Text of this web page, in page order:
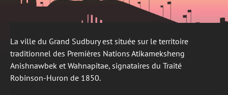
La ville du Grand Sudbury est située sur le territoire
traditionnel des Premières Nations Atikameksheng
Anishnawbek et Wahnapitae, signataires du Traité
Robinson-Huron de 1850.